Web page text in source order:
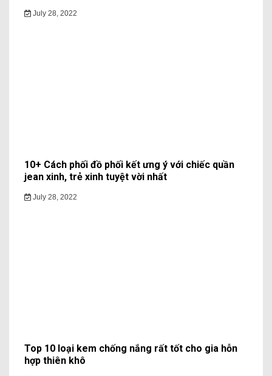
July 28, 2022
10+ Cách phối đồ phối kết ưng ý với chiếc quần
jean xinh, trẻ xinh tuyệt vời nhất
July 28, 2022
Top 10 loại kem chống nắng rất tốt cho gia hỗn
hợp thiên khô